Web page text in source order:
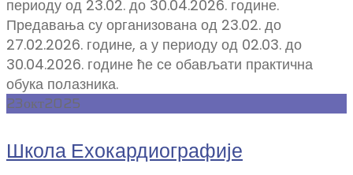
периоду од 23.02. до 30.04.2026. године.
Предавања су организована од 23.02. до
27.02.2026. године, а у периоду од 02.03. до
30.04.2026. године ће се обављати практична
обука полазника.
23окт2025
Школа Ехокардиографије